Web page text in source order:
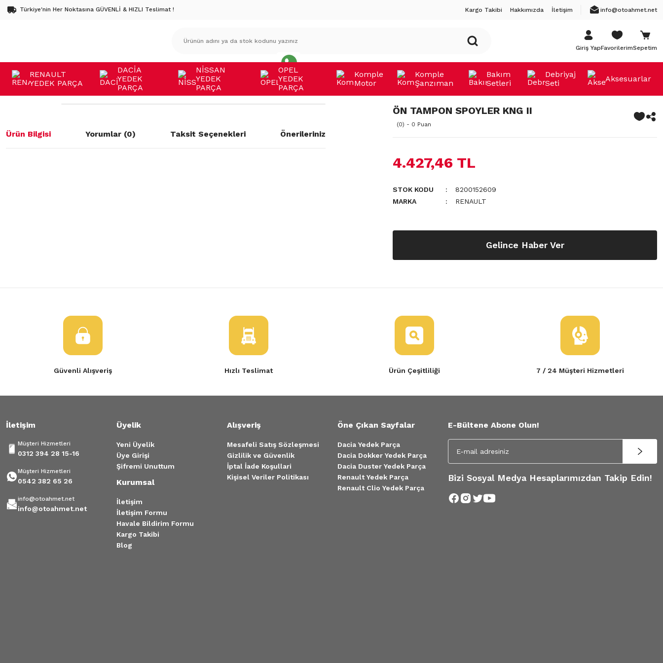
Türkiye'nin Her Noktasına GÜVENLİ & HIZLI Teslimat ! Kargo Takibi Hakkımızda İletişim info@otoahmet.net
Giriş YapFavorilerimSepetim
RENAULT
YEDEK PARÇA
DACİA
YEDEK
PARÇA
NİSSAN
YEDEK
PARÇA
OPEL
YEDEK
PARÇA
Komple
Motor
Komple
Şanzıman
Bakım
Setleri
Debriyaj
Seti
Aksesuarlar
Ürün Bilgisi Yorumlar (0) Taksit Seçenekleri Önerileriniz
ÖN TAMPON SPOYLER KNG II
(0) - 0 Puan
4.427,46 TL
STOK KODU
8200152609
MARKA
RENAULT
Gelince Haber Ver
Güvenli Alışveriş Hızlı Teslimat Ürün Çeşitliliği 7 / 24 Müşteri Hizmetleri
İletişim
Müşteri Hizmetleri
0312 394 28 15-16
Müşteri Hizmetleri
0542 382 65 26
info@otoahmet.net
info@otoahmet.net
Üyelik
Yeni Üyelik
Üye Girişi
Şifremi Unuttum
Kurumsal
İletişim
İletişim Formu
Havale Bildirim Formu
Kargo Takibi
Blog
Alışveriş
Mesafeli Satış Sözleşmesi
Gizlilik ve Güvenlik
İptal İade Koşullari
Kişisel Veriler Politikası
Öne Çıkan Sayfalar
Dacia Yedek Parça
Dacia Dokker Yedek Parça
Dacia Duster Yedek Parça
Renault Yedek Parça
Renault Clio Yedek Parça
E-Bültene Abone Olun!
Bizi Sosyal Medya Hesaplarımızdan Takip Edin!